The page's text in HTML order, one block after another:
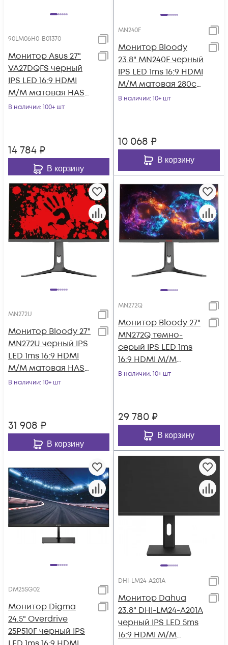
90LM06H0-B01370
Монитор Asus 27"
VA27DQFS черный
IPS LED 16:9 HDMI
M/M матовая HAS
Piv 1000:1 300cd
В наличии: 100+ шт
14 784 ₽
В корзину
MN240F
Монитор Bloody
23.8" MN240F черный
IPS LED 1ms 16:9 HDMI
M/M матовая 280cd
178гр/178гр 1920x1080
В наличии: 10+ шт
10 068 ₽
В корзину
MN272U
Монитор Bloody 27"
MN272U черный IPS
LED 1ms 16:9 HDMI
M/M матовая HAS
400cd 178гр/178гр
В наличии: 10+ шт
31 908 ₽
В корзину
MN272Q
Монитор Bloody 27"
MN272Q темно-
серый IPS LED 1ms
16:9 HDMI M/M
матовая HAS Piv
В наличии: 10+ шт
29 780 ₽
В корзину
DM25SG02
Монитор Digma
24.5" Overdrive
25P510F черный IPS
DHI-LM24-A201A
Монитор Dahua
23.8" DHI-LM24-A201A
черный IPS LED 5ms
16:9 HDMI M/M